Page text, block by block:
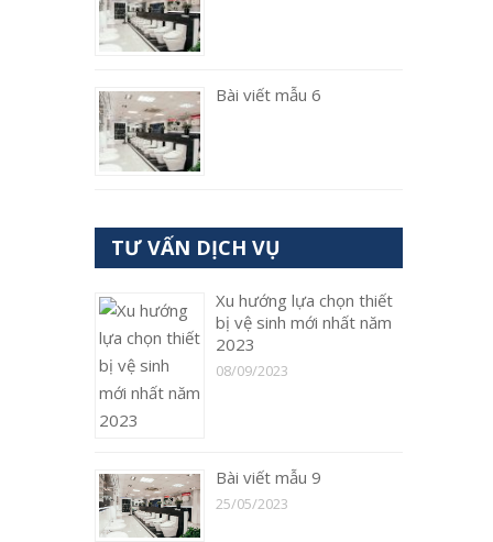
Bài viết mẫu 6
TƯ VẤN DỊCH VỤ
Xu hướng lựa chọn thiết
bị vệ sinh mới nhất năm
2023
08/09/2023
Bài viết mẫu 9
25/05/2023